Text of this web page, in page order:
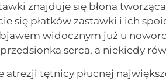
znajduje się błona
się płatków zastawki i ich
widocznym już u
serca, a niekiedy
atrezji tętnicy płucnej